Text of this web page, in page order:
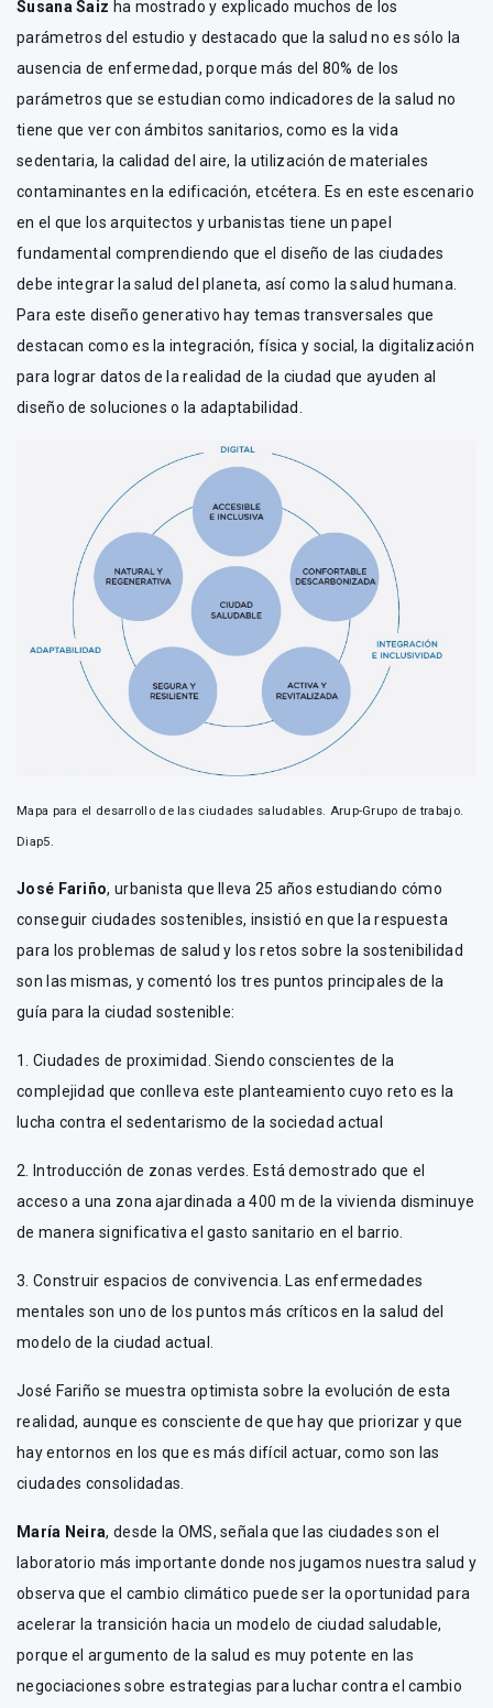
Susana Saiz ha mostrado y explicado muchos de los
parámetros del estudio y destacado que la salud no es sólo la
ausencia de enfermedad, porque más del 80% de los
parámetros que se estudian como indicadores de la salud no
tiene que ver con ámbitos sanitarios, como es la vida
sedentaria, la calidad del aire, la utilización de materiales
contaminantes en la edificación, etcétera. Es en este escenario
en el que los arquitectos y urbanistas tiene un papel
fundamental comprendiendo que el diseño de las ciudades
debe integrar la salud del planeta, así como la salud humana.
Para este diseño generativo hay temas transversales que
destacan como es la integración, física y social, la digitalización
para lograr datos de la realidad de la ciudad que ayuden al
diseño de soluciones o la adaptabilidad.
Mapa para el desarrollo de las ciudades saludables. Arup-Grupo de trabajo.
Diap5.
José Fariño, urbanista que lleva 25 años estudiando cómo
conseguir ciudades sostenibles, insistió en que la respuesta
para los problemas de salud y los retos sobre la sostenibilidad
son las mismas, y comentó los tres puntos principales de la
guía para la ciudad sostenible:
1. Ciudades de proximidad. Siendo conscientes de la
complejidad que conlleva este planteamiento cuyo reto es la
lucha contra el sedentarismo de la sociedad actual
2. Introducción de zonas verdes. Está demostrado que el
acceso a una zona ajardinada a 400 m de la vivienda disminuye
de manera significativa el gasto sanitario en el barrio.
3. Construir espacios de convivencia. Las enfermedades
mentales son uno de los puntos más críticos en la salud del
modelo de la ciudad actual.
José Fariño se muestra optimista sobre la evolución de esta
realidad, aunque es consciente de que hay que priorizar y que
hay entornos en los que es más difícil actuar, como son las
ciudades consolidadas.
María Neira, desde la OMS, señala que las ciudades son el
laboratorio más importante donde nos jugamos nuestra salud y
observa que el cambio climático puede ser la oportunidad para
acelerar la transición hacia un modelo de ciudad saludable,
porque el argumento de la salud es muy potente en las
negociaciones sobre estrategias para luchar contra el cambio